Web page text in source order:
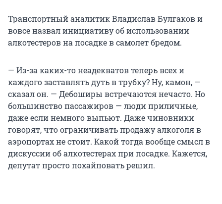
Транспортный аналитик Владислав Булгаков и
вовсе назвал инициативу об использовании
алкотестеров на посадке в самолет бредом.
— Из-за каких-то неадекватов теперь всех и
каждого заставлять дуть в трубку? Ну, камон, —
сказал он. — Дебоширы встречаются нечасто. Но
большинство пассажиров — люди приличные,
даже если немного выпьют. Даже чиновники
говорят, что ограничивать продажу алкоголя в
аэропортах не стоит. Какой тогда вообще смысл в
дискуссии об алкотестерах при посадке. Кажется,
депутат просто похайповать решил.